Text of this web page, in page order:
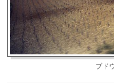
ブド